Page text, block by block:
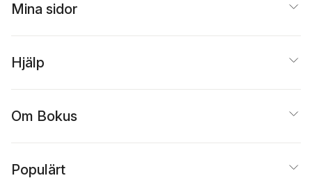
Mina sidor
Hjälp
Om Bokus
Populärt